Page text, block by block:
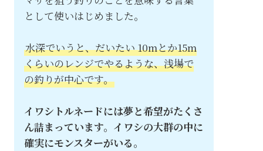
として使いはじめました。
水深でいうと、だいたい 10mとか15m
くらいのレンジでやるような、浅場で
の釣りが中心です。
イワシトルネードには夢と希望がたくさ
ん詰まっています。イワシの大群の中に
確実にモンスターがいる。